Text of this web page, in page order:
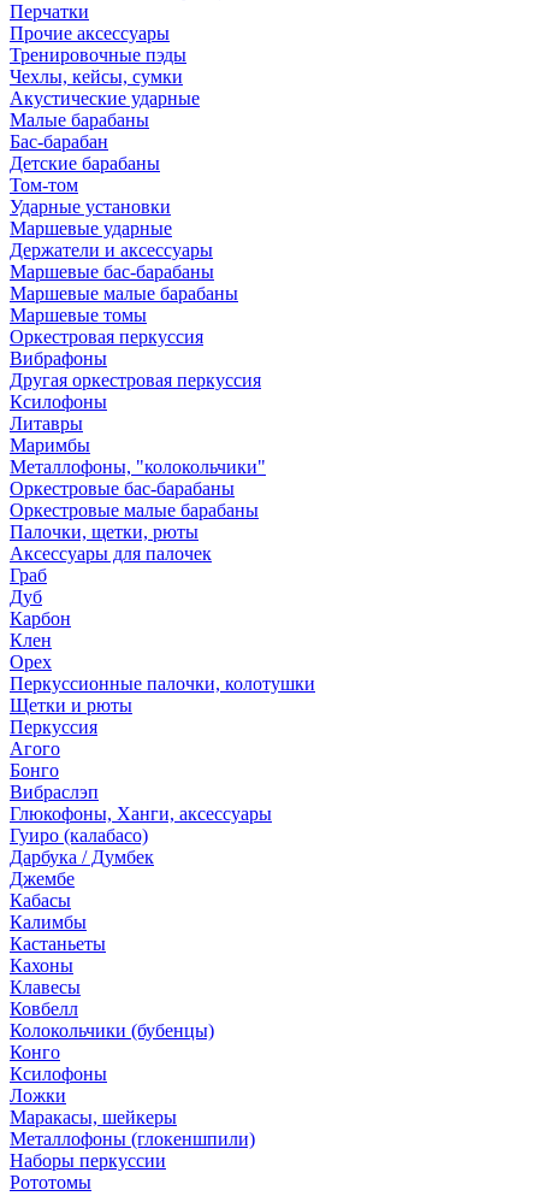
Перчатки
Прочие аксессуары
Тренировочные пэды
Чехлы, кейсы, сумки
Акустические ударные
Mалые барабаны
Бас-барабан
Детские барабаны
Том-том
Ударные установки
Маршевые ударные
Держатели и аксессуары
Маршевые бас-барабаны
Маршевые малые барабаны
Маршевые томы
Оркестровая перкуссия
Вибрафоны
Другая оркестровая перкуссия
Ксилофоны
Литавры
Маримбы
Металлофоны, "колокольчики"
Оркестровые бас-барабаны
Оркестровые малые барабаны
Палочки, щетки, рюты
Аксессуары для палочек
Граб
Дуб
Карбон
Клен
Орех
Перкуссионные палочки, колотушки
Щетки и рюты
Перкуссия
Агого
Бонго
Вибраслэп
Глюкофоны, Ханги, аксессуары
Гуиро (калабасо)
Дарбука / Думбек
Джембе
Кабасы
Калимбы
Кастаньеты
Кахоны
Клавесы
Ковбелл
Колокольчики (бубенцы)
Конго
Ксилофоны
Ложки
Маракасы, шейкеры
Металлофоны (глокеншпили)
Наборы перкуссии
Рототомы